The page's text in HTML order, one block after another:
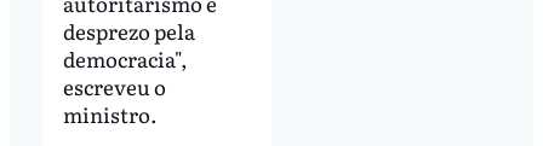
desprezo pela
democracia",
escreveu o
ministro.